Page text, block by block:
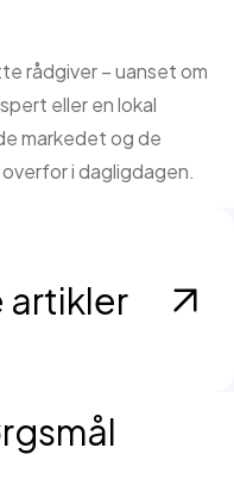
rådgiver – uanset om
eller en lokal
markedet og de
i dagligdagen.
artikler